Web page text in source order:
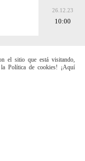
26.12.23
10:00
el sitio que está visitando,
la Política de cookies! ¡Aquí